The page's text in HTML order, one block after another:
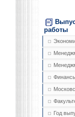
работы
Год